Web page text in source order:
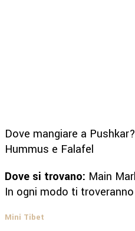
Dove mangiare a
Hummus e Falafel
Dove si trovano: Main
In ogni modo ti
Mini Tibet